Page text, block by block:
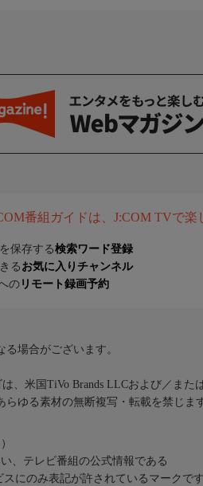
番組ガイドは、J:COM TVで
保存する検索ワード登録
る お気に入りチャンネル
の リモート録画予約
場合がございます。
、米国TiVo Brands LLCおよび／ま
ゆる素材の無断複写・転載を禁じま
、テレビ番組の公式情報である
にのみ表記が許されているマークです